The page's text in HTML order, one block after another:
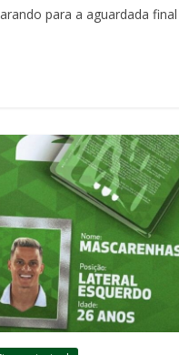
para a aguardada final